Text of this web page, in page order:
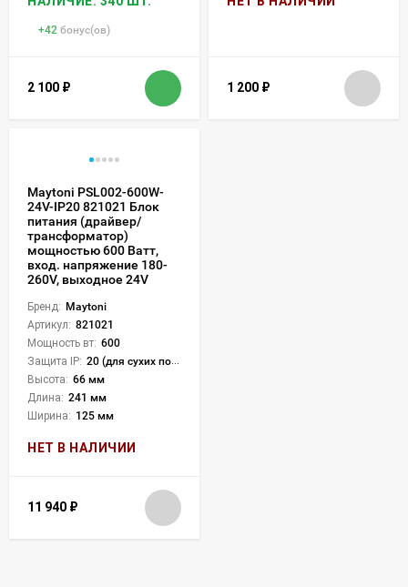
+42 бонус(ов)
2 100 ₽ 1 200 ₽
Maytoni PSL002-600W-
24V-IP20 821021 Блок
питания (драйвер/
трансформатор)
мощностью 600 Ватт,
вход. напряжение 180-
260V, выходное 24V
Бренд: Maytoni
Артикул: 821021
Мощность вт: 600
Защита IP: 20 (для сухих пом.)
Высота: 66 мм
Длина: 241 мм
Ширина: 125 мм
НЕТ В НАЛИЧИИ
11 940 ₽